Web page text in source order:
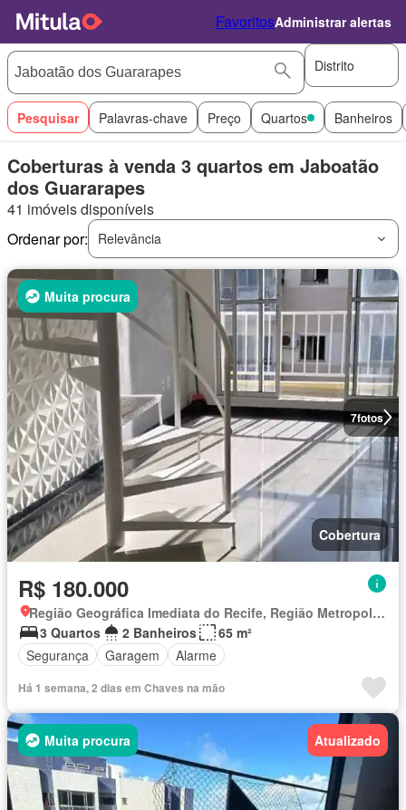
FavoritosAdministrar alertas
Distrito
Pesquisar Palavras-chave Preço Quartos Banheiros
Coberturas à venda 3 quartos em Jaboatão
dos Guararapes
41 imóveis disponíveis
Ordenar por:
Relevância
7fotos
Muita procura
Cobertura
R$ 180.000
Região Geográfica Imediata do Recife, Região Metropolitana do Recife
3 Quartos
2 Banheiros
65 m²
Segurança
Garagem Alarme
Há 1 semana, 2 dias em Chaves na mão
Muita procura Atualizado